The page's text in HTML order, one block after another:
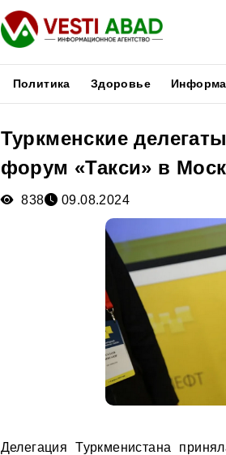
Политика Здоровье
Туркменские
форум «Такси» в
838 09.08.2024
Делегация Туркменистана